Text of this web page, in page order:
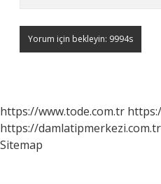
https://www.tode.com.tr
https://damlatipmerkezi.com.tr
Sitemap